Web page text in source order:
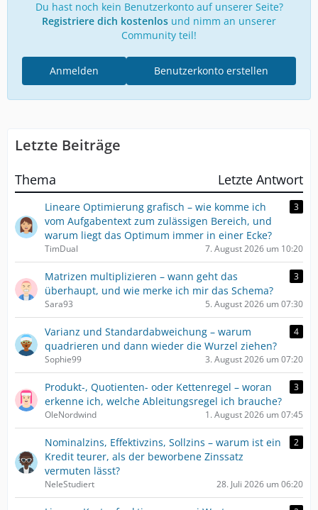
Du hast noch kein Benutzerkonto auf unserer Seite?
Registriere dich kostenlos und nimm an unserer
Community teil!
Benutzerkonto erstellen
Anmelden
Letzte Beiträge
Thema Letzte Antwort
Lineare Optimierung grafisch – wie komme ich
vom Aufgabentext zum zulässigen Bereich, und
warum liegt das Optimum immer in einer Ecke?
3
TimDual 7. August 2026 um 10:20
Matrizen multiplizieren – wann geht das
überhaupt, und wie merke ich mir das Schema?
3
Sara93 5. August 2026 um 07:30
Varianz und Standardabweichung – warum
quadrieren und dann wieder die Wurzel ziehen?
4
Sophie99 3. August 2026 um 07:20
Produkt-, Quotienten- oder Kettenregel – woran
erkenne ich, welche Ableitungsregel ich brauche?
3
OleNordwind 1. August 2026 um 07:45
Nominalzins, Effektivzins, Sollzins – warum ist ein
Kredit teurer, als der beworbene Zinssatz
vermuten lässt?
2
NeleStudiert 28. Juli 2026 um 06:20